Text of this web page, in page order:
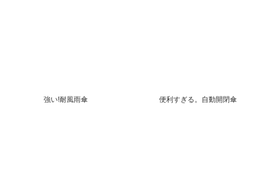
強い!耐風雨傘 便利すぎる。自動開閉傘